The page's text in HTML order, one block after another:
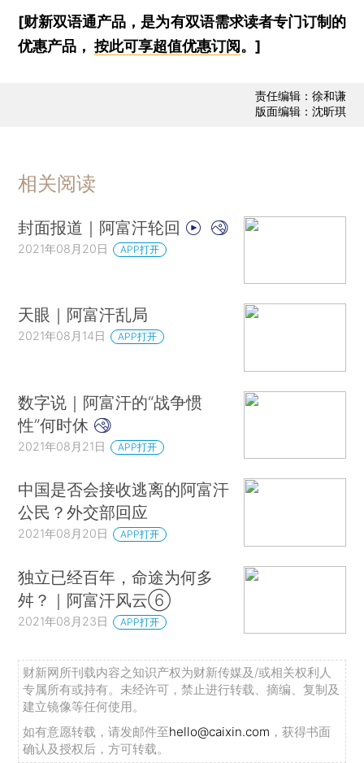
[财新双语通产品，是为有双语需求读者专门订制的
优惠产品，按此可享超值优惠订阅 。]
责任编辑：徐和谦
版面编辑：沈昕琪
相关阅读
封面报道｜阿富汗轮回
2021年08月20日 APP打开
天眼｜阿富汗乱局
2021年08月14日 APP打开
数字说｜阿富汗的“战争惯
性”何时休
2021年08月21日 APP打开
中国是否会接收逃离的阿富汗
公民？外交部回应
2021年08月20日 APP打开
独立已经百年，命途为何多
舛？｜阿富汗风云⑥
2021年08月23日 APP打开
财新网所刊载内容之知识产权为财新传媒及/或相关权利人
专属所有或持有。未经许可，禁止进行转载、摘编、复制及
建立镜像等任何使用。
如有意愿转载，请发邮件至hello@caixin.com ，获得书面
确认及授权后，方可转载。